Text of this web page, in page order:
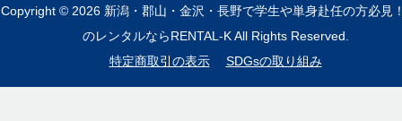
Copyright © 2026 新潟・郡山・金沢・長野で学生や単身赴任の方必見
のレンタルならRENTAL-KAll Rights Reserved.
特定商取引の表示
SDGsの取り組み